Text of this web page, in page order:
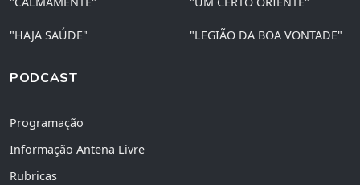
"HAJA SAÚDE" "LEGIÃO DA BOA VONTADE"
PODCAST
Programação
Informação Antena Livre
Rubricas